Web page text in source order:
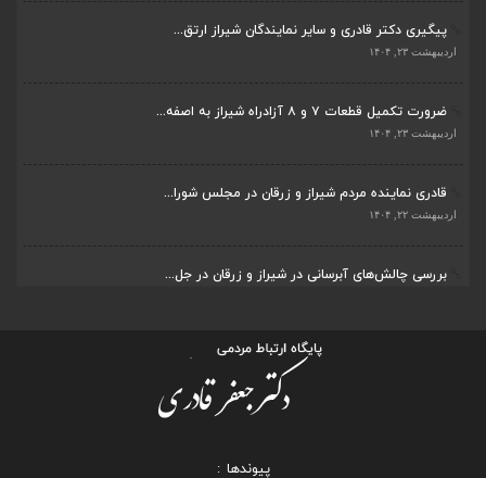
پیگیری دکتر قادری و سایر نمایندگان شیراز ارتق...
اردیبهشت ۲۳, ۱۴۰۴
ضرورت تکمیل قطعات ۷ و ۸ آزادراه شیراز به اصفه...
اردیبهشت ۲۳, ۱۴۰۴
قادری نماینده مردم شیراز و زرقان در مجلس شورا...
اردیبهشت ۲۲, ۱۴۰۴
بررسی چالش‌های آبرسانی در شیراز و زرقان در جل...
پیوندها